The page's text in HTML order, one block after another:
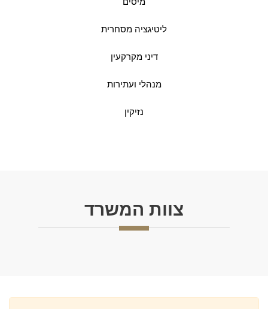
ליטיגציה מסחרית
דיני מקרקעין
מנהלי ועתירות
נזיקין
צוות המשרד